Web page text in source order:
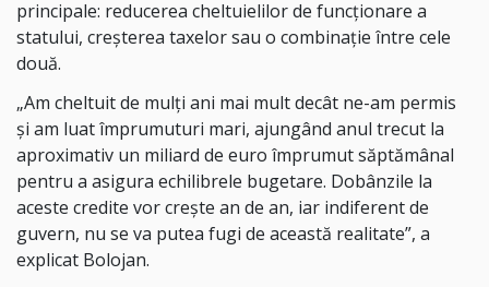
principale: reducerea cheltuielilor de funcționare a
statului, creșterea taxelor sau o combinație între cele
două.
„Am cheltuit de mulți ani mai mult decât ne-am permis
și am luat împrumuturi mari, ajungând anul trecut la
aproximativ un miliard de euro împrumut săptămânal
pentru a asigura echilibrele bugetare. Dobânzile la
aceste credite vor crește an de an, iar indiferent de
guvern, nu se va putea fugi de această realitate”, a
explicat Bolojan.